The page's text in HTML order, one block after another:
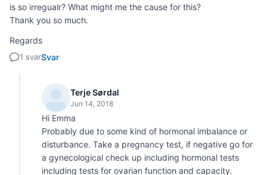
is so irregualr? What might me the cause for this?
Thank you so much.
Regards
1 svarSvar
Terje Sørdal
Jun 14, 2018
Hi Emma
Probably due to some kind of hormonal imbalance or
disturbance. Take a pregnancy test, if negative go for
a gynecological check up including hormonal tests
including tests for ovarian function and capacity.